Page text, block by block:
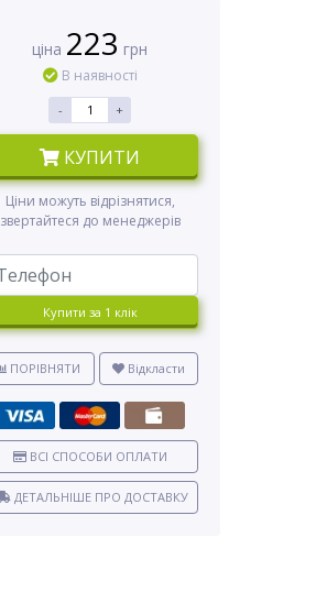
ціна 223 грн
В наявності
- +
КУПИТИ
Ціни можуть відрізнятися,
звертайтеся до менеджерів
Купити за 1 клiк
ПОРІВНЯТИ Відкласти
ВСІ СПОСОБИ ОПЛАТИ
ДЕТАЛЬНІШЕ ПРО ДОСТАВКУ